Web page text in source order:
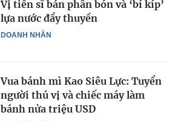
DOANH NHÂN
Vị tiến sĩ bán phân bón và ‘bí kíp’
lựa nước đẩy thuyền
Vua bánh mì Kao Siêu Lực: Tuyển
người thú vị và chiếc máy làm
bánh nửa triệu USD